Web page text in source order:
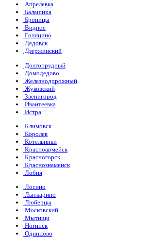
Апрелевка
Балашиха
Броницы
Видное
Голицино
Дедовск
Дзержинский
Долгопрудный
Домодедово
Железнодорожный
Жуковский
Звенигород
Ивантеевка
Истра
Климовск
Королев
Котельники
Красноармейск
Красногорск
Краснознаменск
Лобня
Лосино
Лыткарино
Люберцы
Московский
Мытищи
Ногинск
Одинцово